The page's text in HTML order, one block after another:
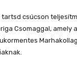
csúcson
Csomaggal, amely